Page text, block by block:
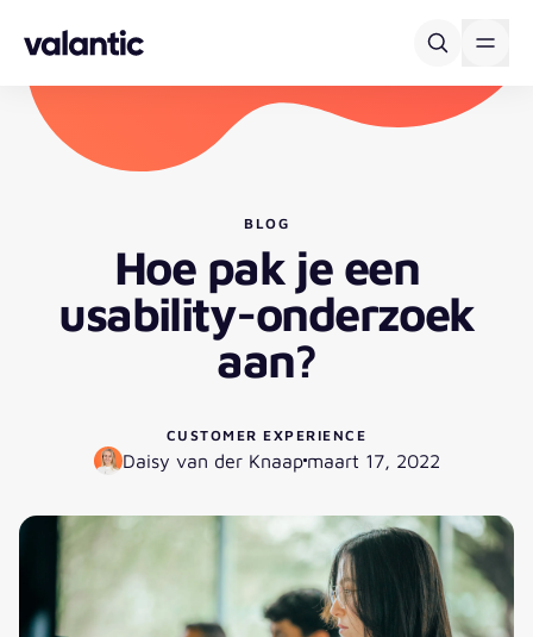
BLOG
Hoe pak je een
usability-onderzoek
aan?
CUSTOMER EXPERIENCE
Daisy van der Knaapmaart 17, 2022